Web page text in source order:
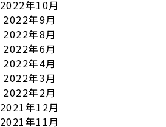
2022年10月
2022年9月
2022年8月
2022年6月
2022年4月
2022年3月
2022年2月
2021年12月
2021年11月